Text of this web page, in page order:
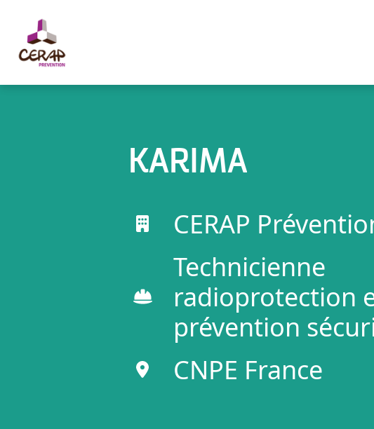
KARIMA
CERAP
Technicienne
radioprotection
prévention
CNPE France